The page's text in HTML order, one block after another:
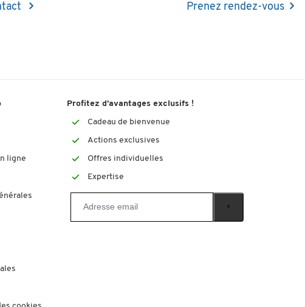
Prenez rendez-vous
ligne
Profitez d’avantages exclusifs !
Cadeau de bienvenue
Actions exclusives
Offres individuelles
Expertise